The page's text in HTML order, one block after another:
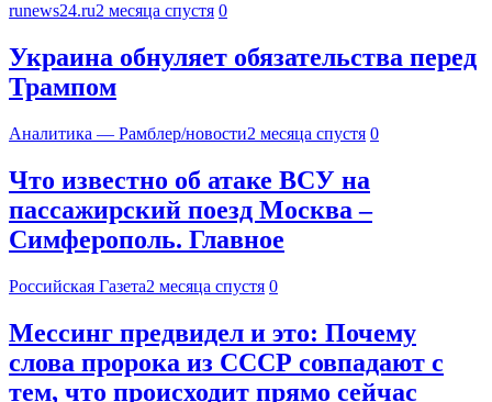
runews24.ru2 месяца спустя 0
Украина обнуляет обязательства перед
Трампом
Аналитика — Рамблер/новости2 месяца спустя 0
Что известно об атаке ВСУ на
пассажирский поезд Москва –
Симферополь. Главное
Российская Газета2 месяца спустя 0
Мессинг предвидел и это: Почему
слова пророка из СССР совпадают с
тем, что происходит прямо сейчас